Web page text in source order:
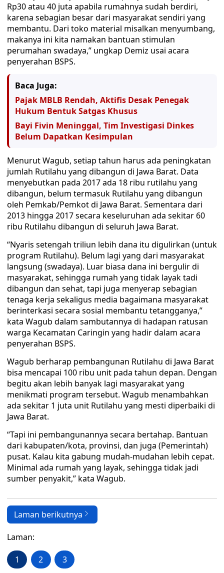
Rp30 atau 40 juta apabila rumahnya sudah berdiri,
karena sebagian besar dari masyarakat sendiri yang
membantu. Dari toko material misalkan menyumbang,
makanya ini kita namakan bantuan stimulan
perumahan swadaya,” ungkap Demiz usai acara
penyerahan BSPS.
Baca Juga:
Pajak MBLB Rendah, Aktifis Desak Penegak
Hukum Bentuk Satgas Khusus
Bayi Fivin Meninggal, Tim Investigasi Dinkes
Belum Dapatkan Kesimpulan
Menurut Wagub, setiap tahun harus ada peningkatan
jumlah Rutilahu yang dibangun di Jawa Barat. Data
menyebutkan pada 2017 ada 18 ribu rutilahu yang
dibangun, belum termasuk Rutilahu yang dibangun
oleh Pemkab/Pemkot di Jawa Barat. Sementara dari
2013 hingga 2017 secara keseluruhan ada sekitar 60
ribu Rutilahu dibangun di seluruh Jawa Barat.
“Nyaris setengah triliun lebih dana itu digulirkan (untuk
program Rutilahu). Belum lagi yang dari masyarakat
langsung (swadaya). Luar biasa dana ini bergulir di
masyarakat, sehingga rumah yang tidak layak tadi
dibangun dan sehat, tapi juga menyerap sebagian
tenaga kerja sekaligus media bagaimana masyarakat
berinterkasi secara sosial membantu tetangganya,”
kata Wagub dalam sambutannya di hadapan ratusan
warga Kecamatan Caringin yang hadir dalam acara
penyerahan BSPS.
Wagub berharap pembangunan Rutilahu di Jawa Barat
bisa mencapai 100 ribu unit pada tahun depan. Dengan
begitu akan lebih banyak lagi masyarakat yang
menikmati program tersebut. Wagub menambahkan
ada sekitar 1 juta unit Rutilahu yang mesti diperbaiki di
Jawa Barat.
“Tapi ini pembangunannya secara bertahap. Bantuan
dari kabupaten/kota, provinsi, dan juga (Pemerintah)
pusat. Kalau kita gabung mudah-mudahan lebih cepat.
Minimal ada rumah yang layak, sehingga tidak jadi
sumber penyakit,” kata Wagub.
Laman berikutnya
Laman:
1 2 3